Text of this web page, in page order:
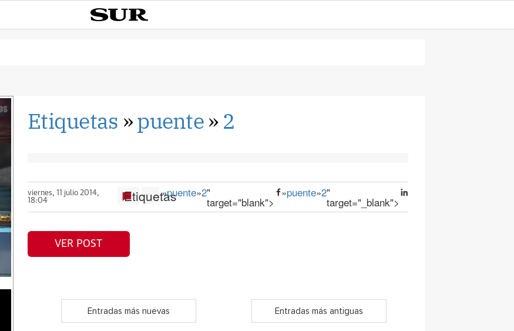
Etiquetas »puente» 2
viernes, 11 julio 2014,
18:04
Etiquetas
»puente»2"
target="blank">
»puente»2"
target="_blank">
VER POST
Entradas más nuevas Entradas más antiguas